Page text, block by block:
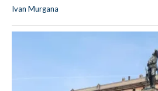
Ivan Murgana